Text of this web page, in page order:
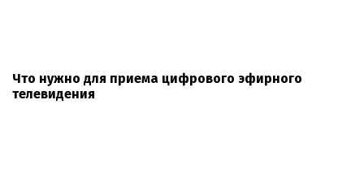
Что нужно для приема цифрового эфирного
телевидения